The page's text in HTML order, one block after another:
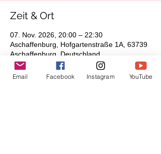
Zeit & Ort
07. Nov. 2026, 20:00 – 22:30
Aschaffenburg, Hofgartenstraße 1A, 63739
Aschaffenburg, Deutschland
Zu- & Absage
Email Facebook Instagram YouTube